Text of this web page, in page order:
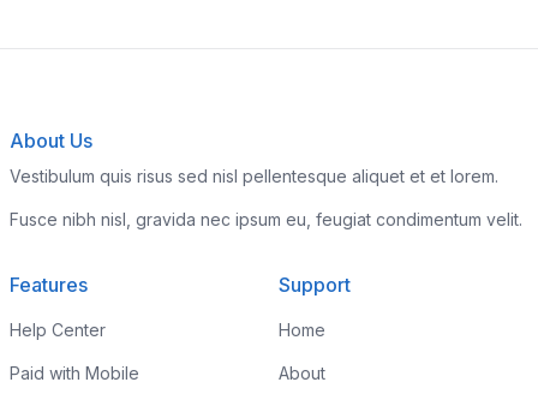
About Us
Vestibulum quis risus sed nisl pellentesque aliquet et et lorem.
Fusce nibh nisl, gravida nec ipsum eu, feugiat condimentum velit.
Features
Help Center
Paid with Mobile
Support
Home
About